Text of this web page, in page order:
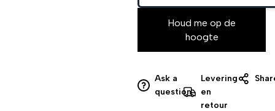
Houd me op de
hoogte
Ask a
question
Levering
en
retour